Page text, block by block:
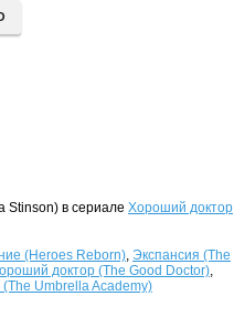
Stinson) в сериале Хороший доктор
(Heroes Reborn), Экспансия (The
доктор (The Good Doctor),
Umbrella Academy)